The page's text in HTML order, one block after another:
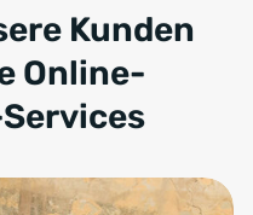
Kunden
Online-